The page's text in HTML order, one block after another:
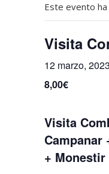
Este evento ha
Visita
12 marzo,
8,00€
Visita
Campanar
+